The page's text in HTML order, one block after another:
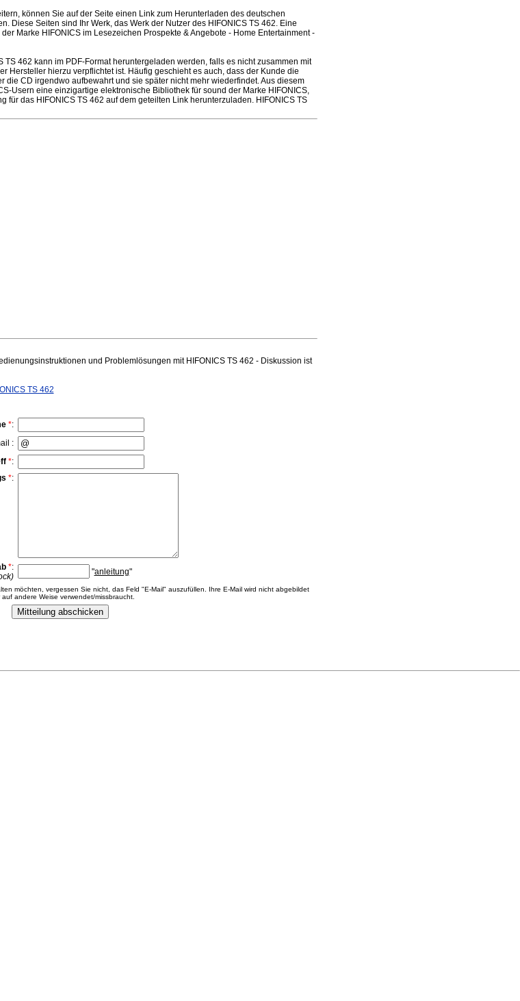
können Sie auf der Seite einen Link zum Herunterladen des deutschen
Diese Seiten sind Ihr Werk, das Werk der Nutzer des HIFONICS TS 462. Eine
Marke HIFONICS im Lesezeichen Prospekte & Angebote - Home Entertainment -
462 kann im PDF-Format heruntergeladen werden, falls es nicht zusammen mit
Hersteller hierzu verpflichtet ist. Häufig geschieht es auch, dass der Kunde die
die CD irgendwo aufbewahrt und sie später nicht mehr wiederfindet. Aus diesem
Usern eine einzigartige elektronische Bibliothek für sound der Marke HIFONICS,
für das HIFONICS TS 462 auf dem geteilten Link herunterzuladen. HIFONICS TS
und Problemlösungen mit HIFONICS TS 462 - Diskussion ist
TS 462
*:
:
*:
*:
*:
"anleitung"
möchten, vergessen Sie nicht, das Feld "E-Mail" auszufüllen. Ihre E-Mail wird nicht abgebildet
auf andere Weise verwendet/missbraucht.